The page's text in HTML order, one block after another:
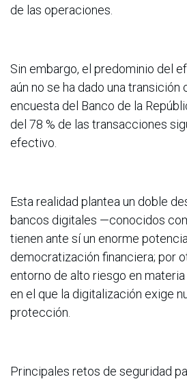
de las operaciones.
Sin embargo, el predominio del
aún no se ha dado una transición
encuesta del Banco de la
del 78 % de las transacciones
efectivo.
Esta realidad plantea un doble
bancos digitales —conocidos
tienen ante sí un enorme
democratización financiera; por
entorno de alto riesgo en
en el que la digitalización exige
protección.
Principales retos de seguridad